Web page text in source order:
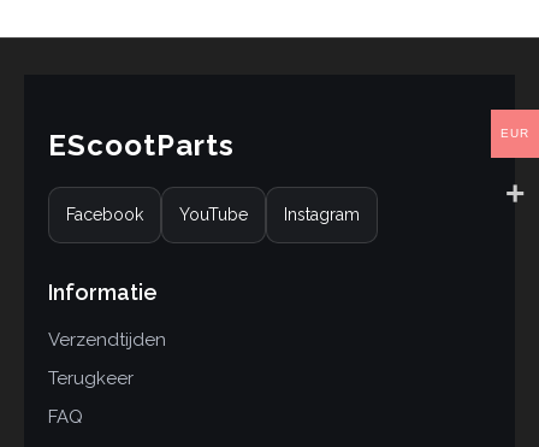
EScootParts
Facebook YouTube Instagram
Informatie
Verzendtijden
Terugkeer
FAQ
EUR